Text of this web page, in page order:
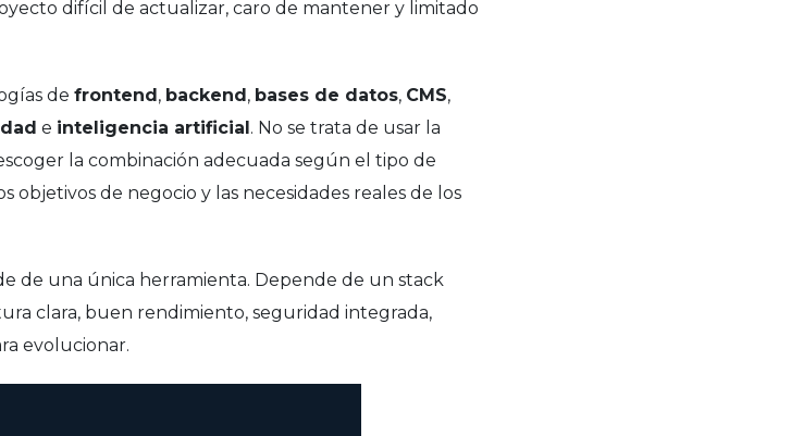
difícil de actualizar, caro de mantener y limitado
de frontend, backend, bases de datos, CMS,
e inteligencia artificial. No se trata de usar la
la combinación adecuada según el tipo de
de negocio y las necesidades reales de los
de una única herramienta. Depende de un stack
clara, buen rendimiento, seguridad integrada,
evolucionar.